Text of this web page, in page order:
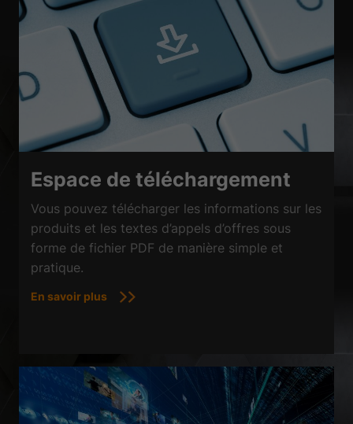
Espace de téléchargement
Vous pouvez télécharger les informations sur les
produits et les textes d’appels d’offres sous
forme de fichier PDF de manière simple et
pratique.
En savoir plus